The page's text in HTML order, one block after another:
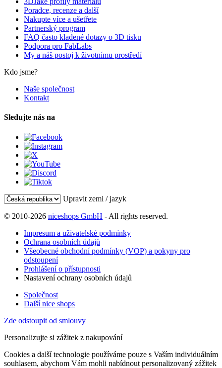
Poradce, recenze a další
Nakupte více a ušetřete
Partnerský program
FAQ často kladené dotazy o 3D tisku
Podpora pro FabLabs
My a náš postoj k životnímu prostředí
Kdo jsme?
Naše společnost
Kontakt
Sledujte nás na
Upravit zemi / jazyk
© 2010-2026 niceshops GmbH - All rights reserved.
Impresum a uživatelské podmínky
Ochrana osobních údajů
Všeobecné obchodní podmínky (VOP) a pokyny pro
odstoupení
Prohlášení o přístupnosti
Nastavení ochrany osobních údajů
Společnost
Další nice shops
Zde odstoupit od smlouvy
Personalizujte si zážitek z nakupování
Cookies a další technologie používáme pouze s Vaším individuálním
souhlasem, abychom Vám mohli nabídnout personalizovaný zážitek